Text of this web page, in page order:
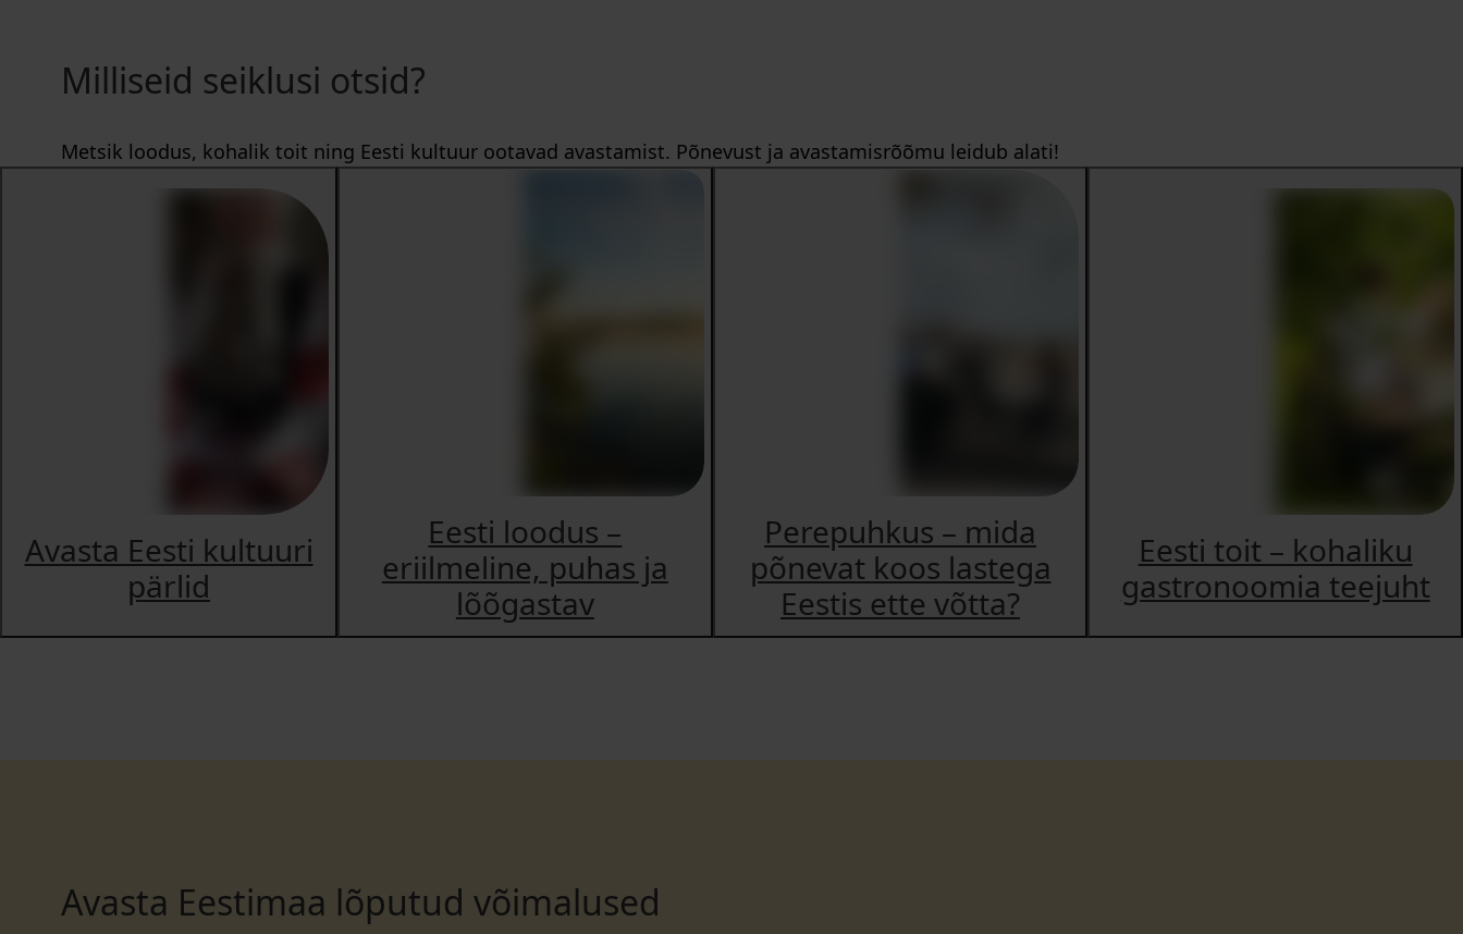
Milliseid seiklusi otsid?
Metsik loodus, kohalik toit ning Eesti kultuur ootavad avastamist. Põnevust ja avastamisrõõmu leidub alati!
Avasta Eesti kultuuri
pärlid
Eesti loodus –
eriilmeline, puhas ja
lõõgastav
Perepuhkus – mida
põnevat koos lastega
Eestis ette võtta?
Eesti toit – kohaliku
gastronoomia teejuht
Avasta Eestimaa lõputud võimalused